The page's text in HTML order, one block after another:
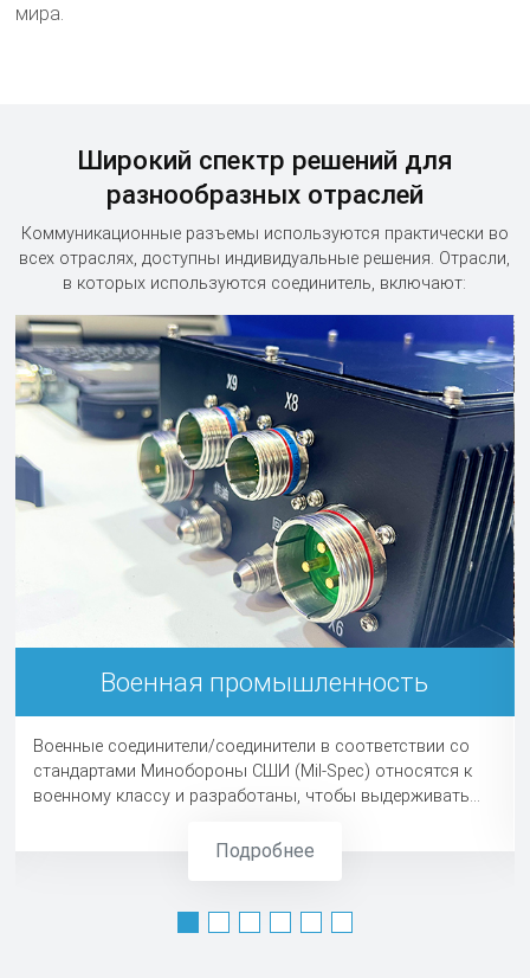
мира.
Широкий спектр решений для
разнообразных отраслей
Коммуникационные разъемы используются практически во
всех отраслях, доступны индивидуальные решения. Отрасли,
в которых используются соединитель, включают:
Военная промышленность
Военные соединители/соединители в соответствии со
стандартами Минобороны СШИ (Mil-Spec) относятся к
военному классу и разработаны, чтобы выдерживать
вооруженных сил. Kaida является специализированным
Подробнее